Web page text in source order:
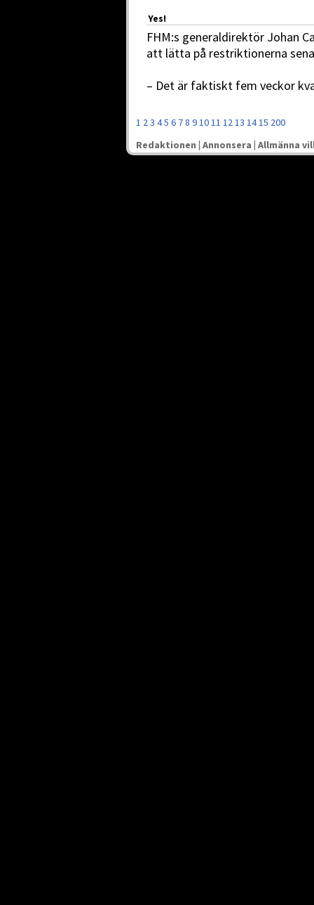
Yes!
FHM:s generaldirektör Johan
att lätta på restriktionerna
– Det är faktiskt fem veckor
1 23 45 6 78 91011 1213 1415 200
Redaktionen | Annonsera | Allmänna